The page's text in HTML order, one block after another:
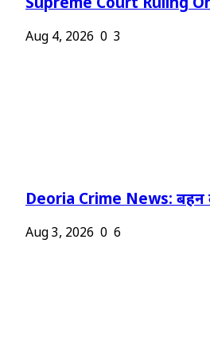
Supreme Court Ruling
Aug 4, 2026 0 3
Deoria Crime News: बहन
Aug 3, 2026 0 6